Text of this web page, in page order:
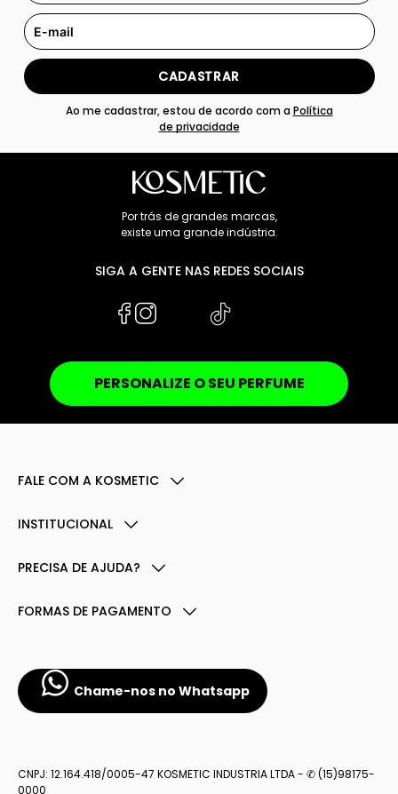
CADASTRAR
Ao me cadastrar, estou de acordo com aPolítica
de privacidade
Por trás de grandes marcas,
existe uma grande indústria.
SIGA A GENTE NAS REDES SOCIAIS
PERSONALIZE O SEU PERFUME
FALE COM A KOSMETIC
INSTITUCIONAL
PRECISA DE AJUDA?
FORMAS DE PAGAMENTO
Chame-nos no Whatsapp
CNPJ: 12.164.418/0005-47 KOSMETIC INDUSTRIA LTDA - ✆ (15)98175-
0000